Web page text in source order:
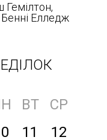
Гемілтон,
Елледж
ВТ
СР
11 12